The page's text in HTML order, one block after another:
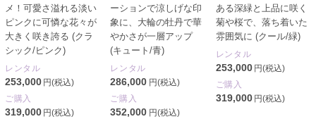
メ！可愛さ溢れる淡い
ピンクに可憐な花々が
大きく咲き誇る (クラ
シック/ピンク)
レンタル
253,000 円(税込)
ご購入
319,000 円(税込)
ーションで涼しげな印
象に、大輪の牡丹で華
やかさが一層アップ
(キュート/青)
レンタル
286,000 円(税込)
ご購入
352,000 円(税込)
ある深緑と上品に咲く
菊や桜で、落ち着いた
雰囲気に (クール/緑)
レンタル
253,000 円(税込)
ご購入
319,000 円(税込)